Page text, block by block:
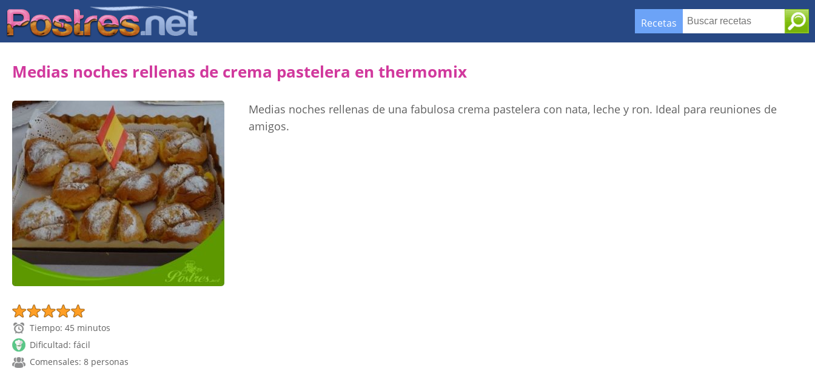
Recetas
Medias noches rellenas de crema pastelera en thermomix
Medias noches rellenas de una fabulosa crema pastelera con nata, leche y ron. Ideal para reuniones de
amigos.
Tiempo: 45 minutos
Dificultad: fácil
Comensales: 8 personas